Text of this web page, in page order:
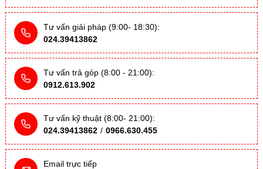
Tư vấn giải pháp (9:00- 18:30):
024.39413862
Tư vấn trả góp (8:00 - 21:00):
0912.613.902
Tư vấn kỹ thuật (8:00- 21:00):
024.39413862 / 0966.630.455
Email trực tiếp